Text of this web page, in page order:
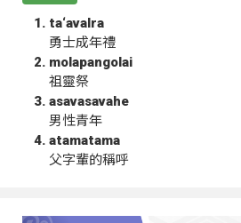
ta‘avalra
勇士成年禮
molapangolai
祖靈祭
asavasavahe
男性青年
atamatama
父字輩的稱呼